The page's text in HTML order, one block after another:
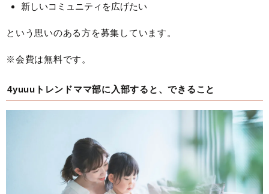
新しいコミュニティを広げたい
という思いのある方を募集しています。
※会費は無料です。
4yuuuトレンドママ部に入部すると、できること